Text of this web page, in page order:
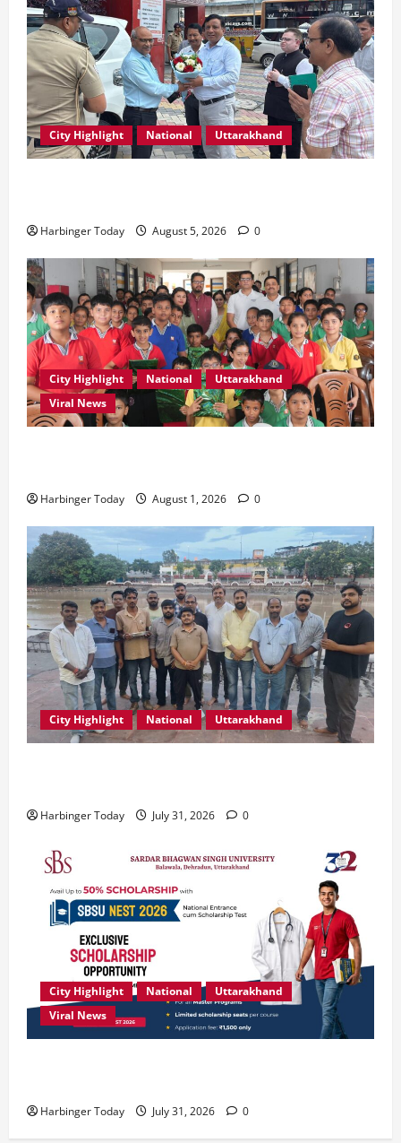
City Highlight National Uttarakhand
Harbinger Today August 5, 2026 0
City Highlight National
Uttarakhand
Viral News
Harbinger Today August 1, 2026 0
City Highlight National Uttarakhand
Harbinger Today July 31, 2026 0
City Highlight National
Uttarakhand
Viral News
Harbinger Today July 31, 2026 0